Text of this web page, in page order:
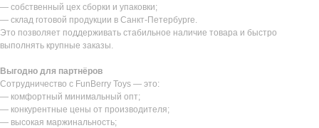
— собственный цех сборки и упаковки;
— склад готовой продукции в Санкт-Петербурге.
Это позволяет поддерживать стабильное наличие товара и быстро
выполнять крупные заказы.
Выгодно для партнёров
Сотрудничество с FunBerry Toys — это:
— комфортный минимальный опт;
— конкурентные цены от производителя;
— высокая маржинальность;